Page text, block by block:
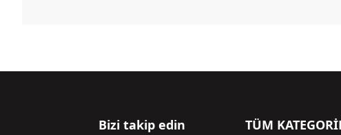
Bizi takip edin TÜM